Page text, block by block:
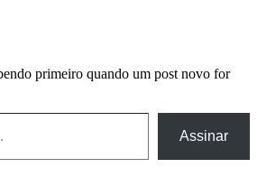
primeiro quando um post novo for
Assinar